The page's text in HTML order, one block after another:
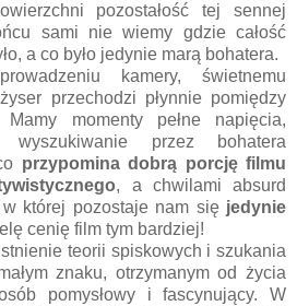
pozostałość tej sennej
sami nie wiemy gdzie całość
a co było jedynie marą bohatera.
kamery, świetnemu
przechodzi płynnie pomiędzy
Mamy momenty pełne napięcia,
wyszukiwanie przez bohatera
przypomina dobrą porcję filmu
, a chwilami absurd
której pozostaje nam się jedynie
cenię film tym bardziej!
teorii spiskowych i szukania
znaku, otrzymanym od życia
pomysłowy i fascynujący. W